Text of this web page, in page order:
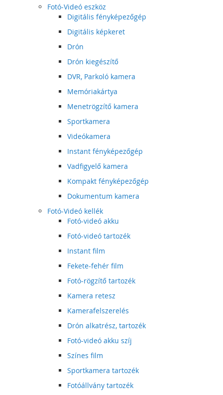
Fotó-Videó eszköz
Digitális fényképezőgép
Digitális képkeret
Drón
Drón kiegészítő
DVR, Parkoló kamera
Memóriakártya
Menetrögzítő kamera
Sportkamera
Videókamera
Instant fényképezőgép
Vadfigyelő kamera
Kompakt fényképezőgép
Dokumentum kamera
Fotó-Videó kellék
Fotó-videó akku
Fotó-videó tartozék
Instant film
Fekete-fehér film
Fotó-rögzítő tartozék
Kamera retesz
Kamerafelszerelés
Drón alkatrész, tartozék
Fotó-videó akku szíj
Színes film
Sportkamera tartozék
Fotóállvány tartozék